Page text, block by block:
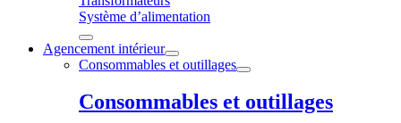
Système d’alimentation
Agencement intérieur
Consommables et outillages
Consommables et outillages